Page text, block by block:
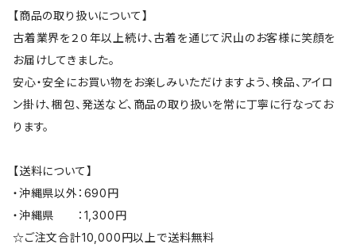
【商品の取り扱いについて】
古着業界を２０年以上続け、古着を通じて沢山のお客様に笑顔を
お届けしてきました。
安心・安全にお買い物をお楽しみいただけますよう、検品、アイロ
ン掛け、梱包、発送など、商品の取り扱いを常に丁寧に行なってお
ります。
【送料について】
・沖縄県以外：690円
・沖縄県 ：1,300円
☆ご注文合計10,000円以上で送料無料